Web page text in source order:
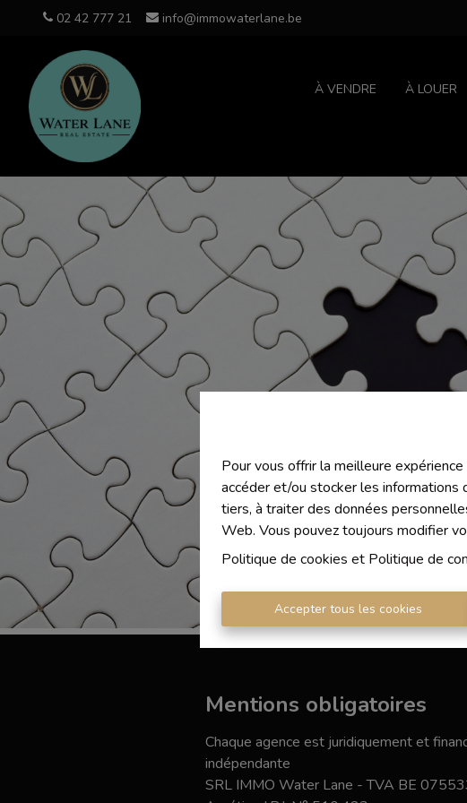
Pour vous offrir la meilleure
accéder et/ou stocker les informations
tiers, à traiter des données
Web. Vous pouvez toujours modifier
Politique de cookies et Politique de
Accepter tous les cookies
02 42 777 21 info@immowaterlane.be
À VENDRE À LOUER
Mentions obligatoires
Chaque agence est juridiquement et
indépendante
SRL IMMO Water Lane - TVA BE